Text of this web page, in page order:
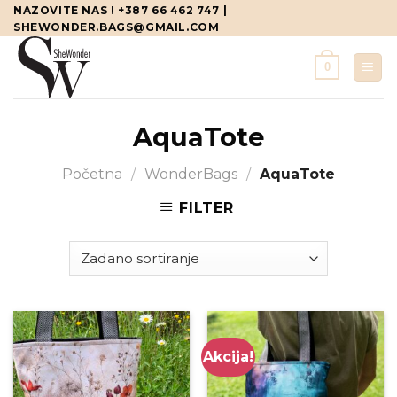
Skip
to
content
NAZOVITE NAS ! +387 66 462 747 |
SHEWONDER.BAGS@GMAIL.COM
0
AquaTote
Početna / WonderBags / AquaTote
FILTER
Akcija!